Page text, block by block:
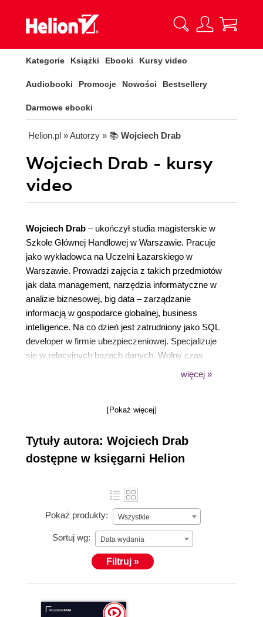
Kategorie Książki Ebooki Kursy video
Audiobooki Promocje Nowości Bestsellery
Darmowe ebooki
Helion.pl » Autorzy » 📚 Wojciech Drab
Wojciech Drab - kursy
video
Wojciech Drab – ukończył studia magisterskie w
Szkole Głównej Handlowej w Warszawie. Pracuje
jako wykładowca na Uczelni Łazarskiego w
Warszawie. Prowadzi zajęcia z takich przedmiotów
jak data management, narzędzia informatyczne w
analizie biznesowej, big data – zarządzanie
informacją w gospodarce globalnej, business
intelligence. Na co dzień jest zatrudniony jako SQL
developer w firmie ubezpieczeniowej. Specjalizuje
się w relacyjnych bazach danych. Wolny czas
chętnie spędza w podróży – do dziś odwiedziłwięcej »
[Pokaż więcej]
Tytuły autora: Wojciech Drab
dostępne w księgarni Helion
Pokaż produkty: Wszystkie
Sortuj wg: Data wydania
Filtruj »